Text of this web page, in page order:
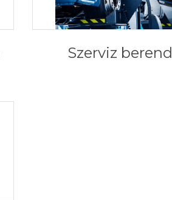
Szerviz